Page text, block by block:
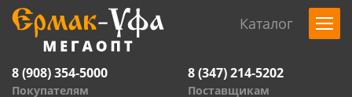
Каталог
8 (908) 354-5000
Покупателям
8 (347) 214-5202
Поставщикам